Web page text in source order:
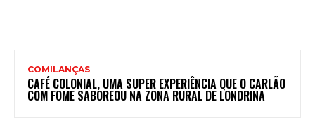
COMILANÇAS
CAFÉ COLONIAL, UMA SUPER EXPERIÊNCIA QUE O CARLÃO
COM FOME SABOREOU NA ZONA RURAL DE LONDRINA